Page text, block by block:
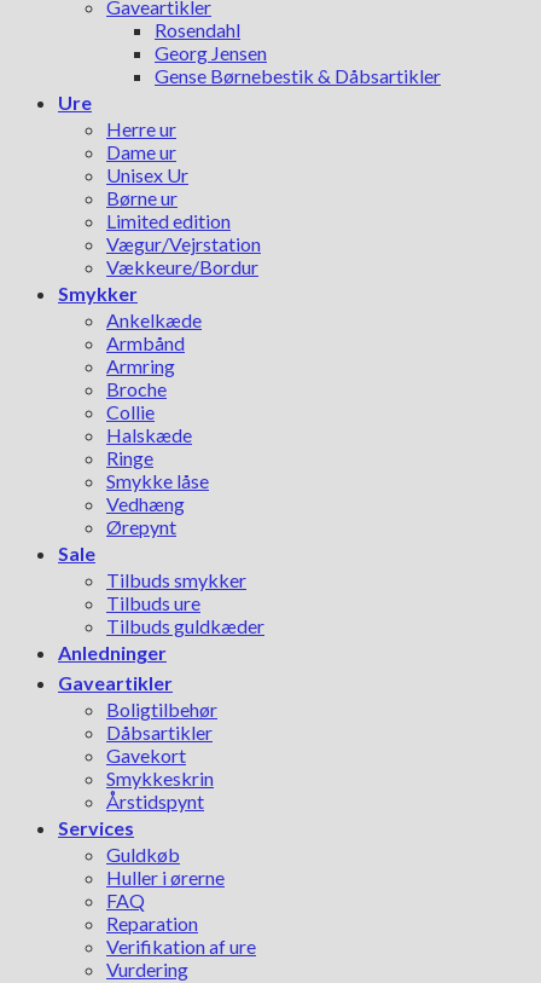
Gaveartikler
Rosendahl
Georg Jensen
Gense Børnebestik & Dåbsartikler
Ure
Herre ur
Dame ur
Unisex Ur
Børne ur
Limited edition
Vægur/Vejrstation
Vækkeure/Bordur
Smykker
Ankelkæde
Armbånd
Armring
Broche
Collie
Halskæde
Ringe
Smykke låse
Vedhæng
Ørepynt
Sale
Tilbuds smykker
Tilbuds ure
Tilbuds guldkæder
Anledninger
Gaveartikler
Boligtilbehør
Dåbsartikler
Gavekort
Smykkeskrin
Årstidspynt
Services
Guldkøb
Huller i ørerne
FAQ
Reparation
Verifikation af ure
Vurdering